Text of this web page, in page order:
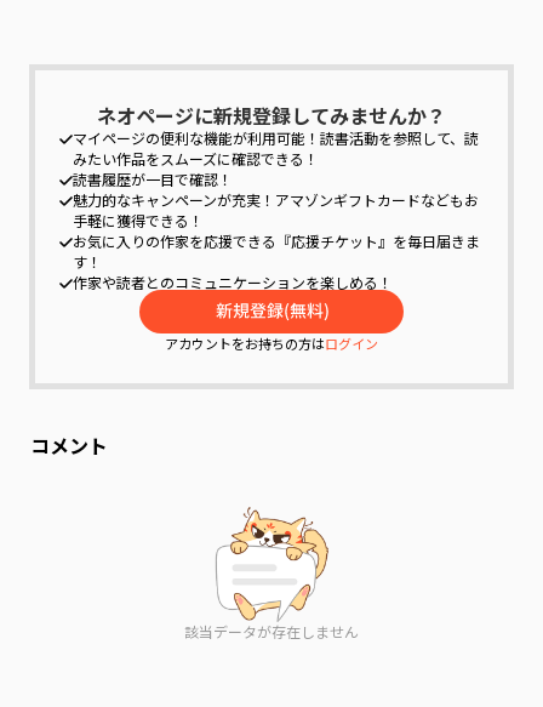
ネオページに新規登録してみませんか？
マイページの便利な機能が利用可能！ 読書活動を参照して、読
みたい作品をスムーズに確認できる！
読書履歴が一目で確認！
魅力的なキャンペーンが充実！ アマゾンギフトカードなどもお
手軽に獲得できる！
お気に入りの作家を応援できる『応援チケット』を毎日届きま
す！
作家や読者とのコミュニケーションを楽しめる！
アカウントをお持ちの方はログイン
コメント
該当データが存在しません